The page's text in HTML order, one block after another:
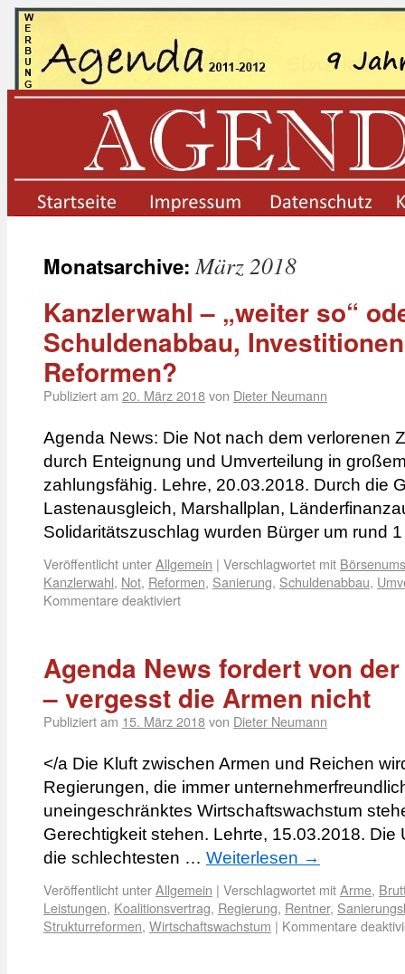
Monatsarchive:März 2018
Kanzlerwahl – „weiter so“
Schuldenabbau,
Reformen?
Publiziert am 20. März 2018von Dieter Neumann
Agenda News: Die Not nach dem verlorenen
durch Enteignung und Umverteilung in
zahlungsfähig. Lehre, 20.03.2018. Durch die
Lastenausgleich, Marshallplan,
Solidaritätszuschlag wurden Bürger um rund
Veröffentlicht unterAllgemein | Verschlagwortet mit
Kanzlerwahl, Not, Reformen, Sanierung, Schuldenabbau,
Kommentare deaktiviert
Agenda News fordert von
– vergesst die Armen nicht
Publiziert am 15. März 2018von Dieter Neumann
</a Die Kluft zwischen Armen und Reichen
Regierungen, die immer
uneingeschränktes Wirtschaftswachstum
Gerechtigkeit stehen. Lehrte, 15.03.2018.
die schlechtesten … Weiterlesen →
Veröffentlicht unterAllgemein | Verschlagwortet mitArme,
Leistungen, Koalitionsvertrag, Regierung, Rentner,
Strukturreformen, Wirtschaftswachstum | Kommentare